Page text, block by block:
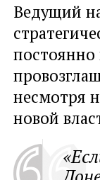
Ведущий
постоянно
несмотря
новой